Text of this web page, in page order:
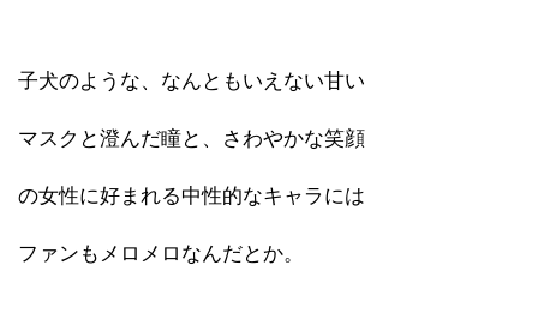
子犬のような、なんともいえない甘い
マスクと澄んだ瞳と、さわやかな笑顔
の女性に好まれる中性的なキャラには
ファンもメロメロなんだとか。